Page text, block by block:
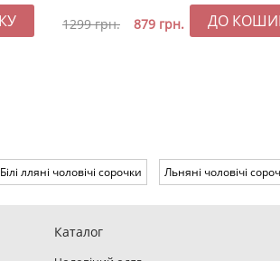
1299грн. 879 грн.
Білі лляні чоловічі сорочки Льняні чоловічі
Каталог